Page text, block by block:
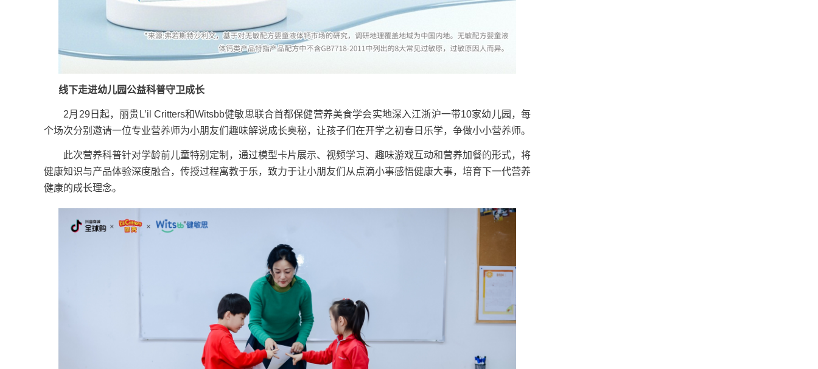
线下走进幼儿园公益科普守卫成长
2月29日起，丽贵L’il Critters和Witsbb健敏思联合首都保健营养美食学会实地深入江浙沪一带10家幼儿园，每
个场次分别邀请一位专业营养师为小朋友们趣味解说成长奥秘，让孩子们在开学之初春日乐学，争做小小营养师。
此次营养科普针对学龄前儿童特别定制，通过模型卡片展示、视频学习、趣味游戏互动和营养加餐的形式，将
健康知识与产品体验深度融合，传授过程寓教于乐，致力于让小朋友们从点滴小事感悟健康大事，培育下一代营养
健康的成长理念。